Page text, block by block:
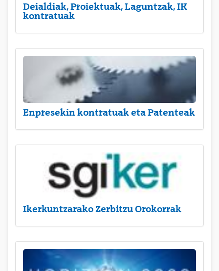
Deialdiak, Proiektuak, Laguntzak, IK
kontratuak
Enpresekin kontratuak eta Patenteak
Ikerkuntzarako Zerbitzu Orokorrak